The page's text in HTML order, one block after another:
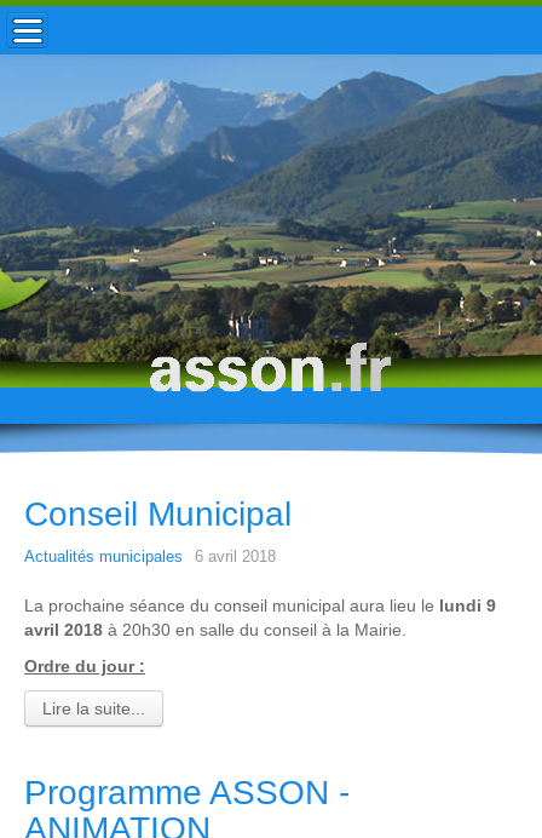
ACCUEIL / INFOS
MUNICIPALITÉ
VIE LOCALE
ENFANCE
TOURISME
HISTOIRE
Conseil Municipal
Actualités municipales 6 avril 2018
La prochaine séance du conseil municipal aura lieu le lundi 9
avril 2018 à 20h30 en salle du conseil à la Mairie.
Ordre du jour :
Lire la suite...
Programme ASSON -
ANIMATION